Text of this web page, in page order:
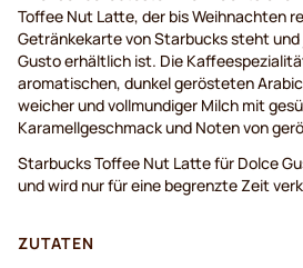
Toffee Nut Latte, der bis Weihnachten
Getränkekarte von Starbucks steht
Gusto erhältlich ist. Die
aromatischen, dunkel gerösteten
weicher und vollmundiger Milch mit
Karamellgeschmack und Noten von
Starbucks Toffee Nut Latte für Dolce
und wird nur für eine begrenzte Zeit
ZUTATEN